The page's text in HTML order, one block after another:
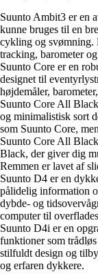
Suunto Ambit3 er en
kunne bruges til en
cykling og svømning.
tracking, barometer
Suunto Core er en
designet til
højdemåler,
Suunto Core All
og minimalistisk sort
som Suunto Core,
Suunto Core All
Black, der giver dig
Remmen er lavet af
Suunto D4 er en
pålidelig information
dybde- og
computer til
Suunto D4i er en
funktioner som
stilfuldt design og
og erfaren dykkere.